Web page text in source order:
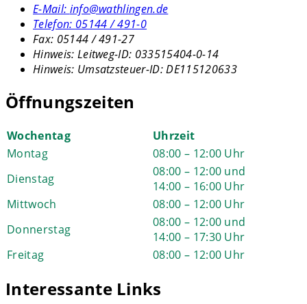
E-Mail: info@wathlingen.de
Telefon: 05144 / 491-0
Fax: 05144 / 491-27
Hinweis: Leitweg-ID: 033515404-0-14
Hinweis: Umsatzsteuer-ID: DE115120633
Öffnungszeiten
Wochentag
Uhrzeit
Montag
08:00 – 12:00 Uhr
Dienstag
08:00 – 12:00 und
14:00 – 16:00 Uhr
Mittwoch
08:00 – 12:00 Uhr
Donnerstag
08:00 – 12:00 und
14:00 – 17:30 Uhr
Freitag
08:00 – 12:00 Uhr
Interessante Links